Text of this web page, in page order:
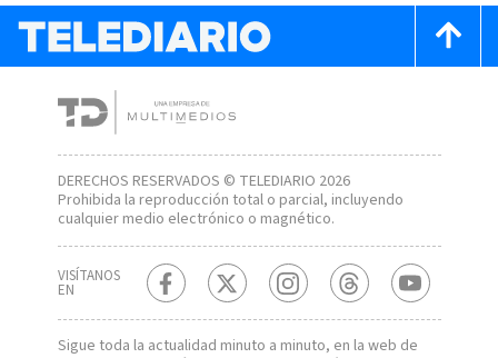
DERECHOS RESERVADOS © TELEDIARIO 2026
Prohibida la reproducción total o parcial, incluyendo
cualquier medio electrónico o magnético.
VISÍTANOS
EN
Sigue toda la actualidad minuto a minuto, en la web de